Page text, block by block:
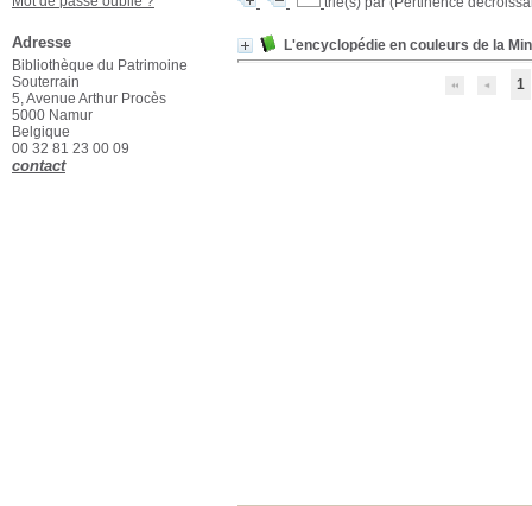
L'encyclopédie en couleurs de la
1
Adresse
Bibliothèque du Patrimoine
Souterrain
5, Avenue Arthur Procès
5000 Namur
Belgique
00 32 81 23 00 09
contact